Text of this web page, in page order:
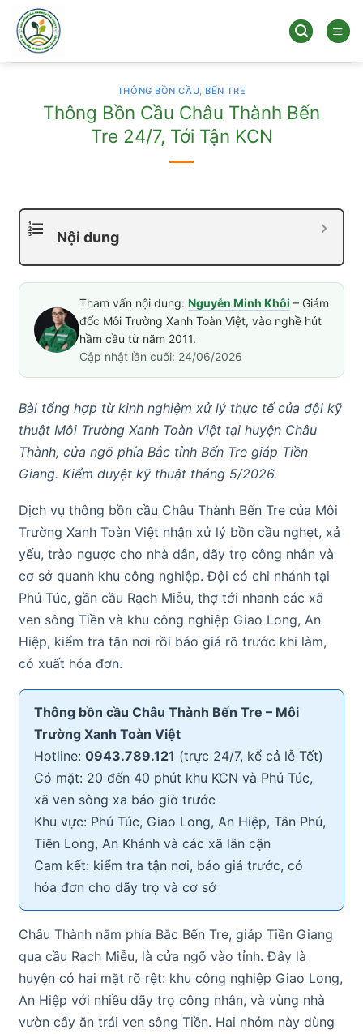
qua
dung
THÔNG BỒN CẦU, BẾN TRE
Thông Bồn Cầu Châu Thành Bến
Tre 24/7, Tới Tận KCN
Nội dung
Tham vấn nội dung: Nguyễn Minh Khôi – Giám
đốc Môi Trường Xanh Toàn Việt, vào nghề hút
hầm cầu từ năm 2011.
Cập nhật lần cuối: 24/06/2026
Bài tổng hợp từ kinh nghiệm xử lý thực tế của đội kỹ
thuật Môi Trường Xanh Toàn Việt tại huyện Châu
Thành, cửa ngõ phía Bắc tỉnh Bến Tre giáp Tiền
Giang. Kiểm duyệt kỹ thuật tháng 5/2026.
Dịch vụ thông bồn cầu Châu Thành Bến Tre của Môi
Trường Xanh Toàn Việt nhận xử lý bồn cầu nghẹt, xả
yếu, trào ngược cho nhà dân, dãy trọ công nhân và
cơ sở quanh khu công nghiệp. Đội có chi nhánh tại
Phú Túc, gần cầu Rạch Miễu, thợ tới nhanh các xã
ven sông Tiền và khu công nghiệp Giao Long, An
Hiệp, kiểm tra tận nơi rồi báo giá rõ trước khi làm,
có xuất hóa đơn.
Thông bồn cầu Châu Thành Bến Tre – Môi
Trường Xanh Toàn Việt
Hotline: 0943.789.121 (trực 24/7, kể cả lễ Tết)
Có mặt: 20 đến 40 phút khu KCN và Phú Túc,
xã ven sông xa báo giờ trước
Khu vực: Phú Túc, Giao Long, An Hiệp, Tân Phú,
Tiên Long, An Khánh và các xã lân cận
Cam kết: kiểm tra tận nơi, báo giá trước, có
hóa đơn cho dãy trọ và cơ sở
Châu Thành nằm phía Bắc Bến Tre, giáp Tiền Giang
qua cầu Rạch Miễu, là cửa ngõ vào tỉnh. Đây là
huyện có hai mặt rõ rệt: khu công nghiệp Giao Long,
An Hiệp với nhiều dãy trọ công nhân, và vùng nhà
vườn cây ăn trái ven sông Tiền. Hai nhóm này dùng